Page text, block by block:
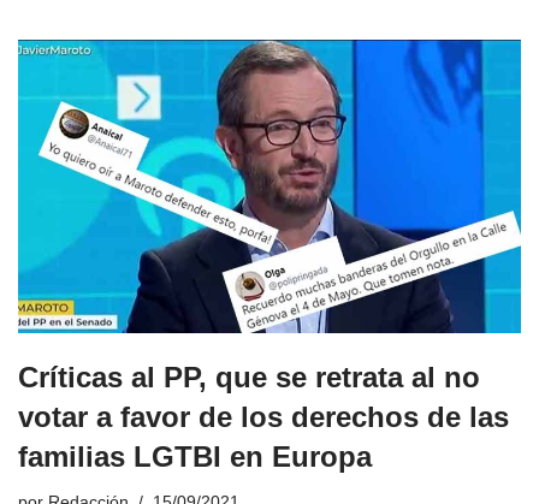
Críticas al PP, que se retrata al no
votar a favor de los derechos de las
familias LGTBI en Europa